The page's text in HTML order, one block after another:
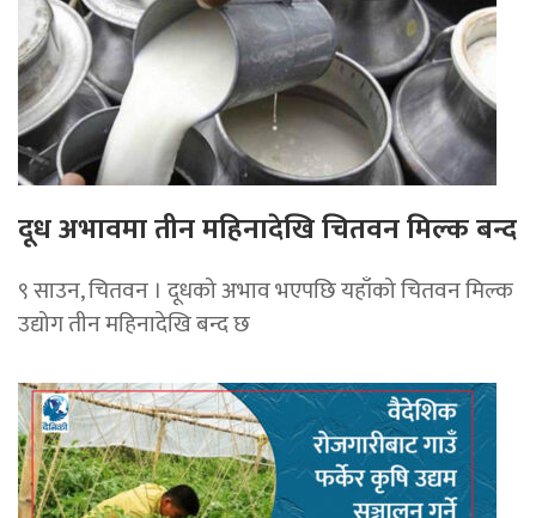
दूध अभावमा तीन महिनादेखि चितवन मिल्क बन्द
९ साउन, चितवन । दूधको अभाव भएपछि यहाँको चितवन मिल्क
उद्योग तीन महिनादेखि बन्द छ